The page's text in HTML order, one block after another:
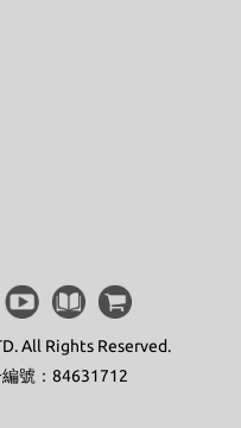
All Rights Reserved.
號：84631712